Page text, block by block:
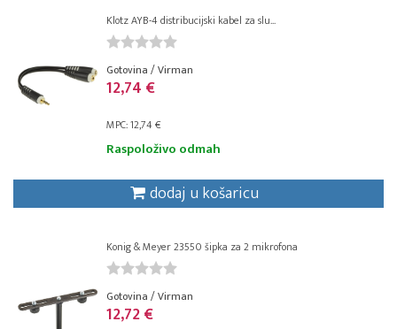
Klotz AYB-4 distribucijski kabel za slu...
Gotovina / Virman
12,74 €
MPC: 12,74 €
Raspoloživo odmah
dodaj u košaricu
Konig & Meyer 23550 šipka za 2 mikrofona
Gotovina / Virman
12,72 €